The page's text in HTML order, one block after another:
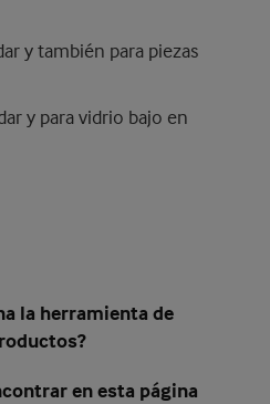
y también para piezas
y para vidrio bajo en
la herramienta de
en esta página